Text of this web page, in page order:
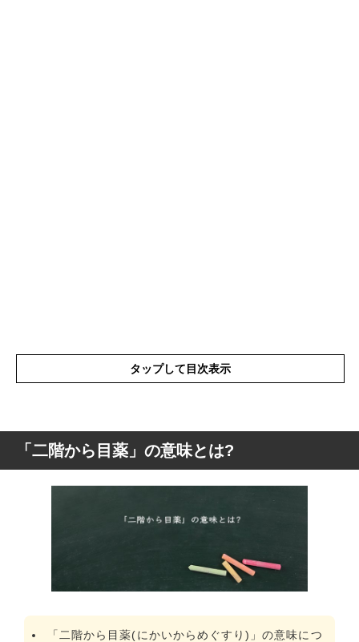
タップして目次表示
「二階から目薬」の意味とは?
「二階から目薬」の状態とは
「二階から目薬」の例文
「二階から目薬」の意味とは?
「二階から目薬(にかいからめぐすり)」の意味につ